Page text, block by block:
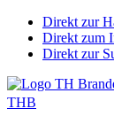
Direkt zur
Direkt zum
Direkt zur
THB